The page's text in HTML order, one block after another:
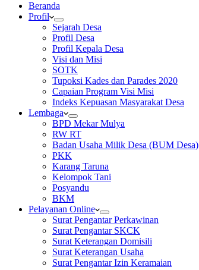
Beranda
Profil
Sejarah Desa
Profil Desa
Profil Kepala Desa
Visi dan Misi
SOTK
Tupoksi Kades dan Parades 2020
Capaian Program Visi Misi
Indeks Kepuasan Masyarakat Desa
Lembaga
BPD Mekar Mulya
RW RT
Badan Usaha Milik Desa (BUM Desa)
PKK
Karang Taruna
Kelompok Tani
Posyandu
BKM
Pelayanan Online
Surat Pengantar Perkawinan
Surat Pengantar SKCK
Surat Keterangan Domisili
Surat Keterangan Usaha
Surat Pengantar Izin Keramaian